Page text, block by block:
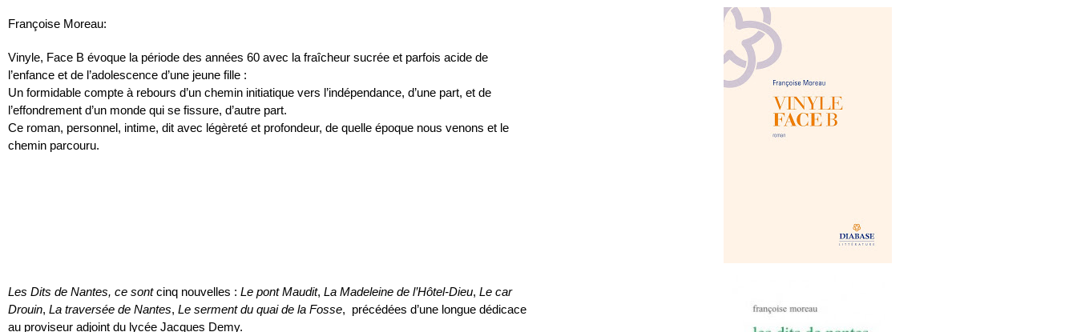
Françoise Moreau:
Vinyle, Face B évoque la période des années 60 avec la fraîcheur sucrée et parfois acide de
l’enfance et de l’adolescence d’une jeune fille :
Un formidable compte à rebours d’un chemin initiatique vers l’indépendance, d’une part, et de
l’effondrement d’un monde qui se fissure, d’autre part.
Ce roman, personnel, intime, dit avec légèreté et profondeur, de quelle époque nous venons et le
chemin parcouru.
Les Dits de Nantes, ce sontcinq nouvelles : Le pont Maudit, La Madeleine de l’Hôtel-Dieu, Le car
Drouin, La traversée de Nantes, Le serment du quai de la Fosse, précédées d’une longue dédicace
au proviseur adjoint du lycée Jacques Demy.